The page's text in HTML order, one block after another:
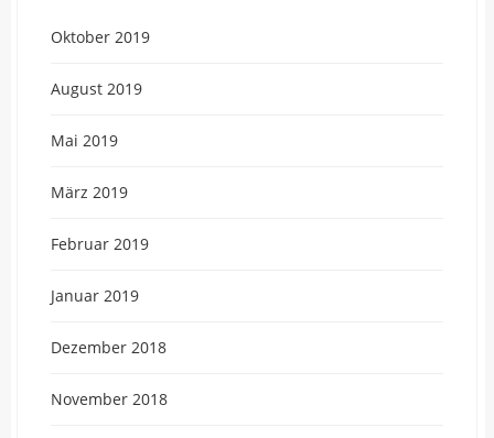
Oktober 2019
August 2019
Mai 2019
März 2019
Februar 2019
Januar 2019
Dezember 2018
November 2018